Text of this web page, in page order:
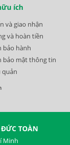
ích
và giao nhận
và hoàn tiền
bảo hành
bảo mật thông tin
quản
TOÀN
Minh